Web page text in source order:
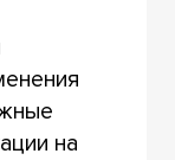
на